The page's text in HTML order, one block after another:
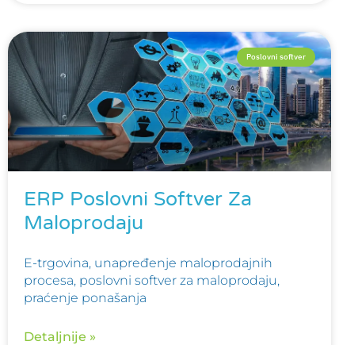
Poslovni softver
ERP Poslovni Softver Za
Maloprodaju
E-trgovina, unapređenje maloprodajnih
procesa, poslovni softver za maloprodaju,
praćenje ponašanja
Detaljnije »